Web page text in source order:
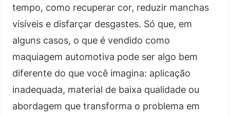
tempo, como recuperar cor, reduzir manchas
visíveis e disfarçar desgastes. Só que, em
alguns casos, o que é vendido como
maquiagem automotiva pode ser algo bem
diferente do que você imagina: aplicação
inadequada, material de baixa qualidade ou
abordagem que transforma o problema em